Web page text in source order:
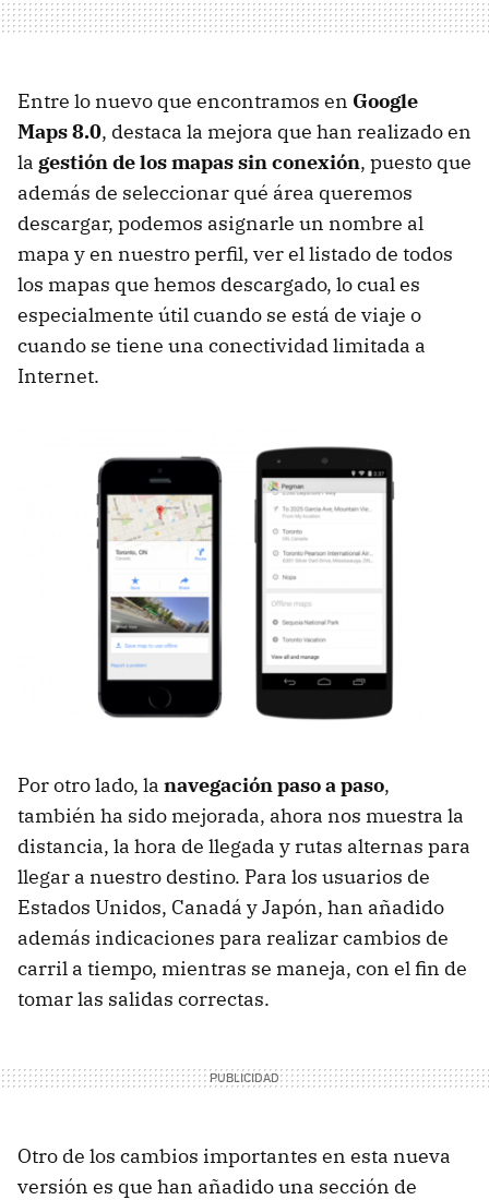
Entre lo nuevo que encontramos en Google
Maps 8.0, destaca la mejora que han realizado en
la gestión de los mapas sin conexión, puesto que
además de seleccionar qué área queremos
descargar, podemos asignarle un nombre al
mapa y en nuestro perfil, ver el listado de todos
los mapas que hemos descargado, lo cual es
especialmente útil cuando se está de viaje o
cuando se tiene una conectividad limitada a
Internet.
Por otro lado, la navegación paso a paso,
también ha sido mejorada, ahora nos muestra la
distancia, la hora de llegada y rutas alternas para
llegar a nuestro destino. Para los usuarios de
Estados Unidos, Canadá y Japón, han añadido
además indicaciones para realizar cambios de
carril a tiempo, mientras se maneja, con el fin de
tomar las salidas correctas.
Otro de los cambios importantes en esta nueva
versión es que han añadido una sección de